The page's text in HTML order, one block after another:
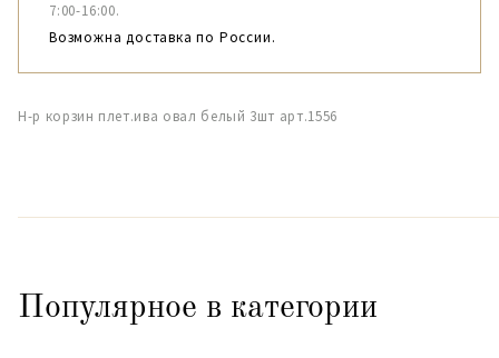
7:00-16:00.
Возможна доставка по России.
Н-р корзин плет.ива овал белый 3шт арт.1556
Популярное в категории